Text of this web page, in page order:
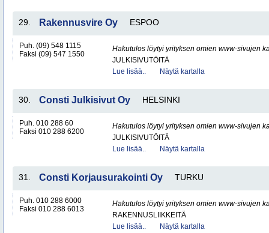
29. Rakennusvire Oy ESPOO
Puh. (09) 548 1115
Faksi (09) 547 1550
Hakutulos löytyi yrityksen omien www-sivujen
JULKISIVUTÖITÄ
Lue lisää..
Näytä kartalla
30. Consti Julkisivut Oy HELSINKI
Puh. 010 288 60
Faksi 010 288 6200
Hakutulos löytyi yrityksen omien www-sivujen
JULKISIVUTÖITÄ
Lue lisää..
Näytä kartalla
31. Consti Korjausurakointi Oy TURKU
Puh. 010 288 6000
Faksi 010 288 6013
Hakutulos löytyi yrityksen omien www-sivujen
RAKENNUSLIIKKEITÄ
Lue lisää..
Näytä kartalla